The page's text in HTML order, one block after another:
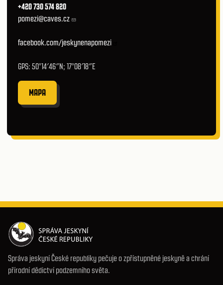
+420 730 574 820
pomezi@caves.cz
facebook.com/jeskynenapomezi
GPS: 50°14′46″N; 17°08′18″E
MAPA
Správa jeskyní České republiky pečuje o zpřístupněné jeskyně a chrání
přírodní dědictví podzemního světa.